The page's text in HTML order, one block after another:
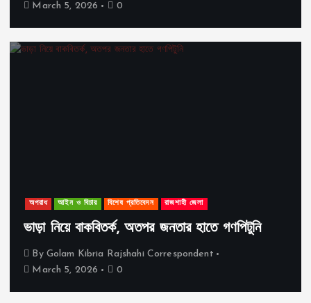
March 5, 2026
0
অপরাধ আইন ও বিচার বিশেষ প্রতিবেদন রাজশাহী জেলা
ভাড়া নিয়ে বাকবিতর্ক, অতপর জনতার হাতে গণপিটুনি
By Golam Kibria Rajshahi Correspondent
March 5, 2026
0